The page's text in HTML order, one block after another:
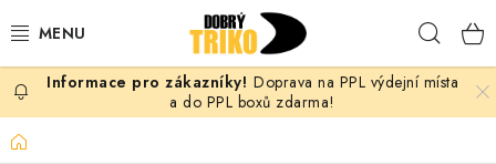
na
PRO ŽENY
PRO MUŽE
Doprava na PPL výdejní místa
a do PPL boxů zdarma!
Domů